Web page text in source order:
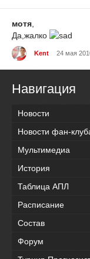
мотя
Да,жалко
Kent 24 мая
Навигация
Новости
Новости фан-
Мультимедиа
История
Таблица АПЛ
Расписание
Состав
Форум